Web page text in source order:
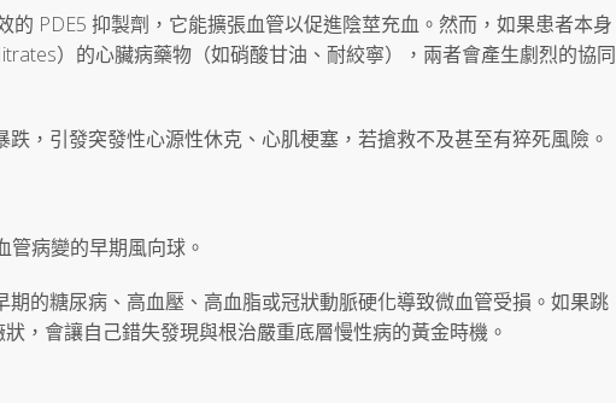
PDE5 抑製劑，它能擴張血管以促進陰莖充血。然而，如果患者本身
）的心臟病藥物（如硝酸甘油、耐絞寧），兩者會產生劇烈的協同
，引發突發性心源性休克、心肌梗塞，若搶救不及甚至有猝死風險。
病變的早期風向球。
的糖尿病、高血壓、高血脂或冠狀動脈硬化導致微血管受損。如果跳
，會讓自己錯失發現與根治嚴重底層慢性病的黃金時機。